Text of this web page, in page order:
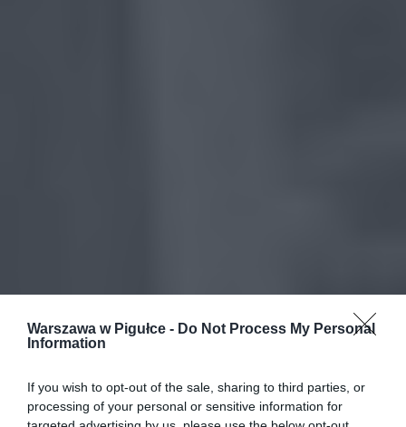
Warszawa w Pigułce - Do Not Process My Personal
Information
If you wish to opt-out of the sale, sharing to third parties, or
processing of your personal or sensitive information for